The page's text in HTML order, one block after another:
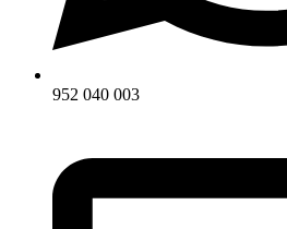
952 040 003